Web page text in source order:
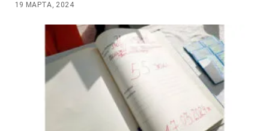
19 МАРТА, 2024